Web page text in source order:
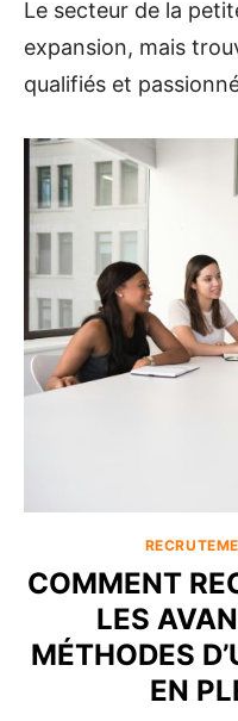
Le secteur de la
expansion, mais
qualifiés et
COMMENT
LES
MÉTHODES
EN